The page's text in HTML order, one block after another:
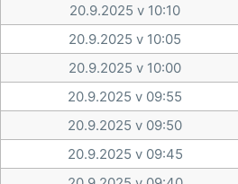
20.9.2025 v 10:10
20.9.2025 v 10:05
20.9.2025 v 10:00
20.9.2025 v 09:55
20.9.2025 v 09:50
20.9.2025 v 09:45